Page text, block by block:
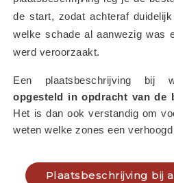
de start, zodat achteraf
welke schade al aanwezig was
werd veroorzaakt.
opgesteld in opdracht van de
Het is dan ook verstandig om
weten welke zones een
Plaatsbeschrijving bij